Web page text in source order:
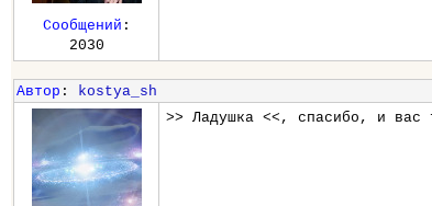
Сообщений :
2030
Автор : kostya_sh
>> Ладушка <<, спасибо, и вас